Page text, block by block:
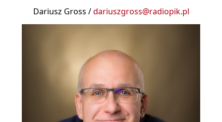
Dariusz Gross /dariuszgross@radiopik.pl